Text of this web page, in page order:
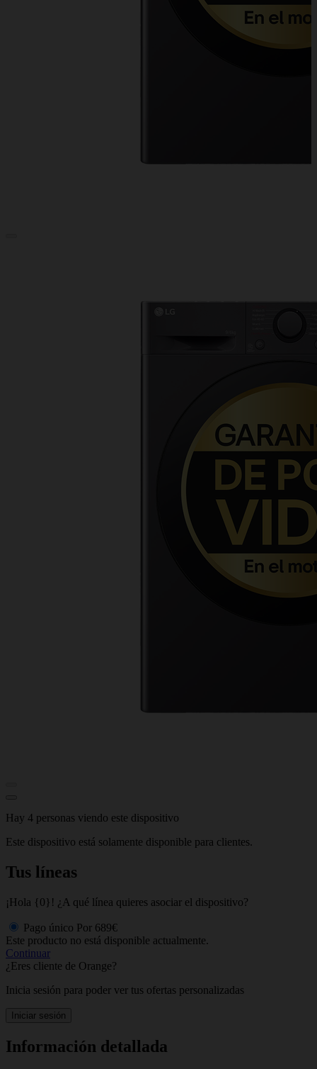
Hay 4 personas viendo este dispositivo
Este dispositivo está solamente disponible para clientes.
Tus líneas
¡Hola {0}! ¿A qué línea quieres asociar el dispositivo?
Pago único Por 689€
Este producto no está disponible actualmente.
Continuar
¿Eres cliente de Orange?
Inicia sesión para poder ver tus ofertas personalizadas
Iniciar sesión
Información detallada